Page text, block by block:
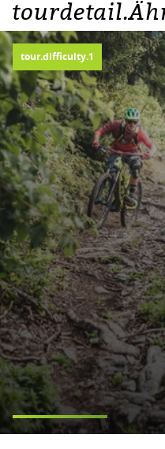
tour.difficulty.1